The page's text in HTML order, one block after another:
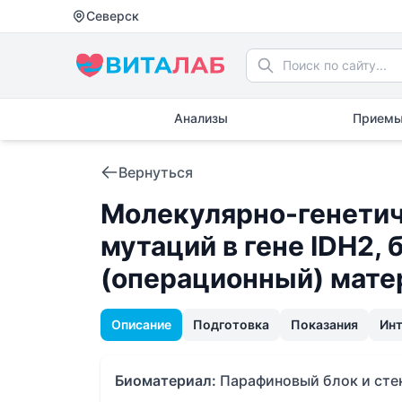
Северск
Анализы
Вернуться
Молекулярно-
мутаций в гене IDH2,
(операционный)
Описание Подготовка Показания
Биоматериал: Парафиновый блок и